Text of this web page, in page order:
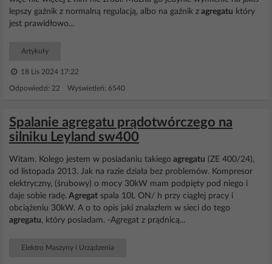
lepszy gaźnik z normalną regulacją, albo na gaźnik z agregatu który
jest prawidłowo...
Artykuły
18 Lis 2024 17:22
Odpowiedzi: 22 Wyświetleń: 6540
Spalanie agregatu prądotwórczego na
silniku Leyland sw400
Witam. Kolego jestem w posiadaniu takiego agregatu (ZE 400/24),
od listopada 2013. Jak na razie działa bez problemów. Kompresor
elektryczny, (śrubowy) o mocy 30kW mam podpięty pod niego i
daje sobie radę. Agregat spala 10L ON/ h przy ciągłej pracy i
obciążeniu 30kW. A o to opis jaki znalazłem w sieci do tego
agregatu, który posiadam. -Agregat z prądnicą...
Elektro Maszyny i Urządzenia